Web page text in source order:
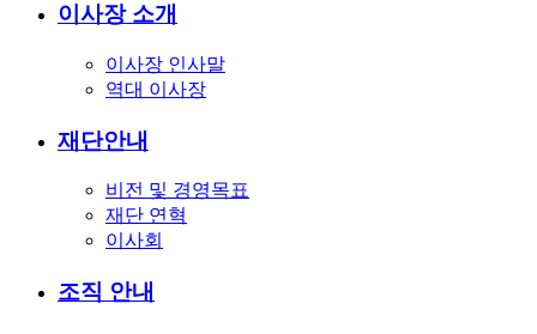
이사장 소개
이사장 인사말
역대 이사장
재단안내
비전 및 경영목표
재단 연혁
이사회
조직 안내